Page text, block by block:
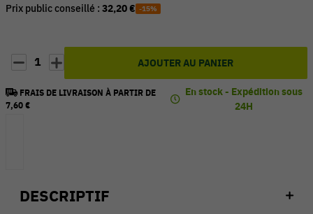
DESCRIPTIF
Prix public conseillé : 32,20 € -15%
1 AJOUTER AU PANIER
FRAIS DE LIVRAISON À PARTIR DE
7,60 €
En stock - Expédition sous
24H